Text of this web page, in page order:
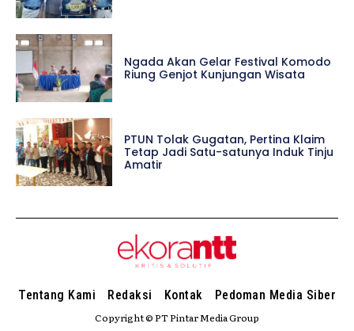
Ngada Akan Gelar Festival Komodo
Riung Genjot Kunjungan Wisata
PTUN Tolak Gugatan, Pertina Klaim
Tetap Jadi Satu-satunya Induk Tinju
Amatir
Tentang Kami Redaksi Kontak Pedoman Media Siber
Copyright © PT Pintar Media Group